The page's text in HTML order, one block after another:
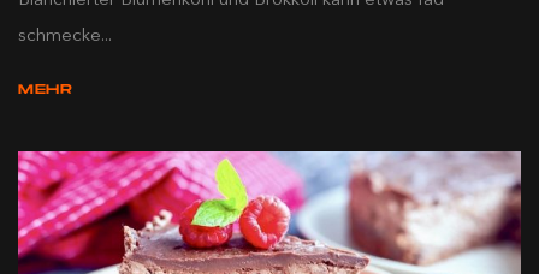
schmecke...
MEHR